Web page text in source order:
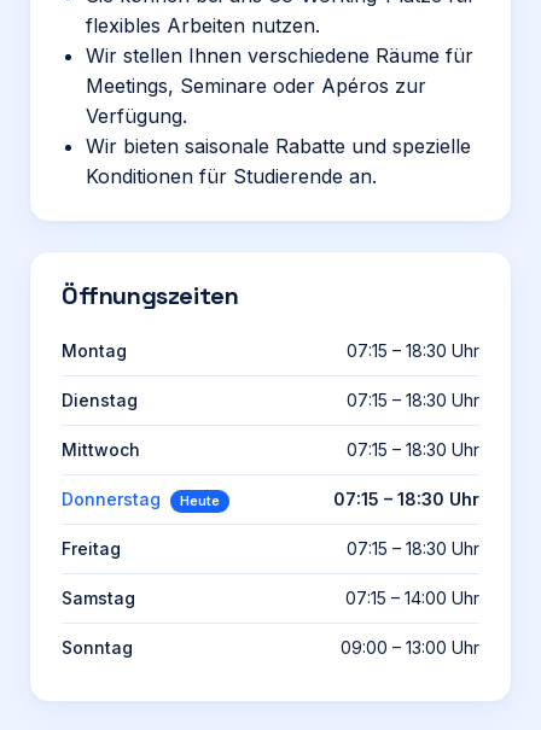
flexibles Arbeiten nutzen.
Wir stellen Ihnen verschiedene Räume für
Meetings, Seminare oder Apéros zur
Verfügung.
Wir bieten saisonale Rabatte und spezielle
Konditionen für Studierende an.
Öffnungszeiten
Montag 07:15 – 18:30 Uhr
Dienstag 07:15 – 18:30 Uhr
Mittwoch 07:15 – 18:30 Uhr
Donnerstag Heute 07:15 – 18:30 Uhr
Freitag 07:15 – 18:30 Uhr
Samstag 07:15 – 14:00 Uhr
Sonntag 09:00 – 13:00 Uhr